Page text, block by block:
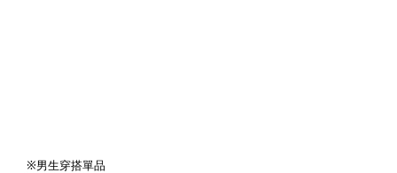
※男生穿搭單品